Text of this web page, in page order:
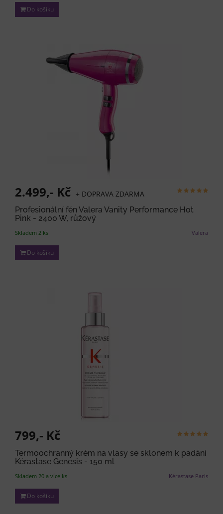
Do košíku
2.499,- Kč + DOPRAVA ZDARMA
Profesionální fén Valera Vanity Performance Hot
Pink - 2400 W, růžový
Valera
Skladem 2 ks
Do košíku
799,- Kč
Termoochranný krém na vlasy se sklonem k padání
Kérastase Genesis - 150 ml
Kérastase Paris
Skladem 20 a více ks
Do košíku